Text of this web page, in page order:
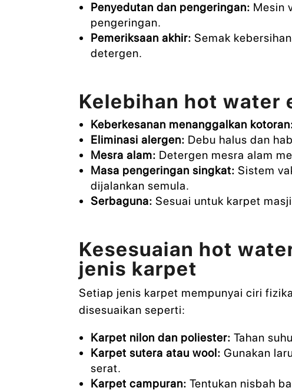
Penyedutan dan pengeringan: Mesin
pengeringan.
Pemeriksaan akhir: Semak
detergen.
Kelebihan hot water
Keberkesanan menanggalkan
Eliminasi alergen: Debu halus dan
Mesra alam: Detergen mesra alam
Masa pengeringan singkat: Sistem
dijalankan semula.
Serbaguna: Sesuai untuk karpet
Kesesuaian hot
jenis karpet
Setiap jenis karpet mempunyai ciri
disesuaikan seperti:
Karpet nilon dan poliester: Tahan
Karpet sutera atau wool: Gunakan
serat.
Karpet campuran: Tentukan nisbah